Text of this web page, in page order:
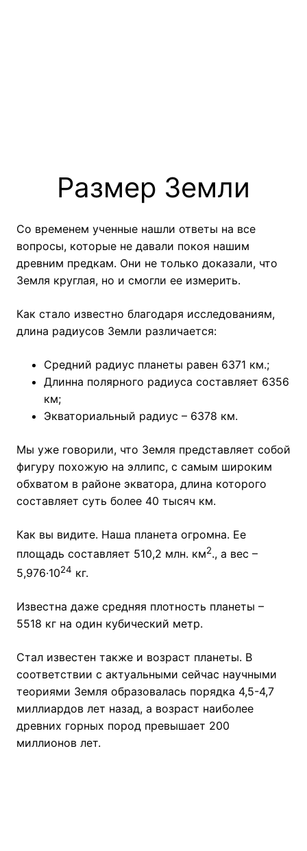
Размер Земли
Со временем ученные нашли ответы на все
вопросы, которые не давали покоя нашим
древним предкам. Они не только доказали, что
Земля круглая, но и смогли ее измерить.
Как стало известно благодаря исследованиям,
длина радиусов Земли различается:
Средний радиус планеты равен 6371 км.;
Длинна полярного радиуса составляет 6356
км;
Экваториальный радиус – 6378 км.
Мы уже говорили, что Земля представляет собой
фигуру похожую на эллипс, с самым широким
обхватом в районе экватора, длина которого
составляет суть более 40 тысяч км.
Как вы видите. Наша планета огромна. Ее
площадь составляет 510,2 млн. км2., а вес –
5,976·1024 кг.
Известна даже средняя плотность планеты –
5518 кг на один кубический метр.
Стал известен также и возраст планеты. В
соответствии с актуальными сейчас научными
теориями Земля образовалась порядка 4,5-4,7
миллиардов лет назад, а возраст наиболее
древних горных пород превышает 200
миллионов лет.